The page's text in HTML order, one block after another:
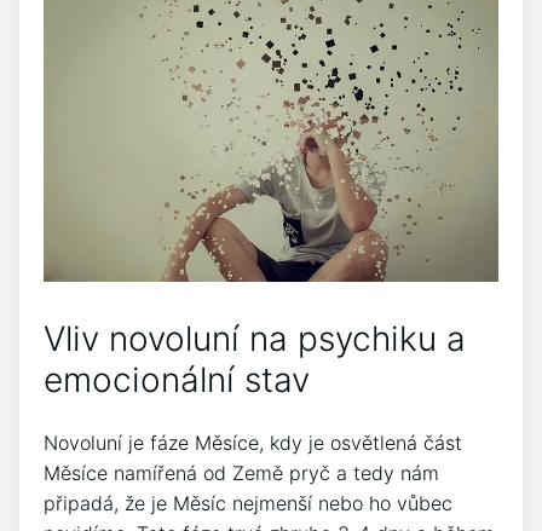
Vliv novoluní na psychiku a
emocionální stav
Novoluní je fáze Měsíce, kdy je osvětlená část
Měsíce namířená od Země pryč a tedy nám
připadá, že je Měsíc nejmenší nebo ho vůbec